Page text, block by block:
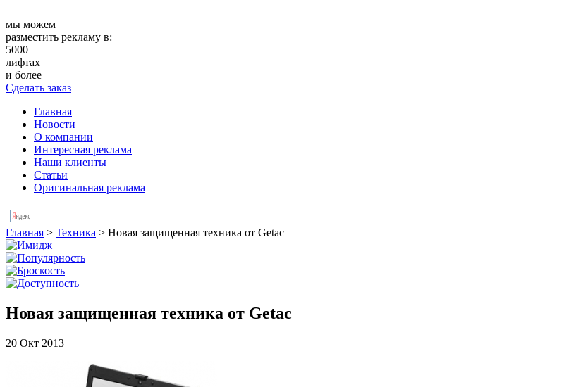
мы можем
разместить рекламу в:
5000
лифтах
и более
Сделать заказ
Главная
Новости
О компании
Интересная реклама
Наши клиенты
Статьи
Оригинальная реклама
Главная > Техника > Новая защищенная техника от Getac
Новая защищенная техника от Getac
20 Окт 2013